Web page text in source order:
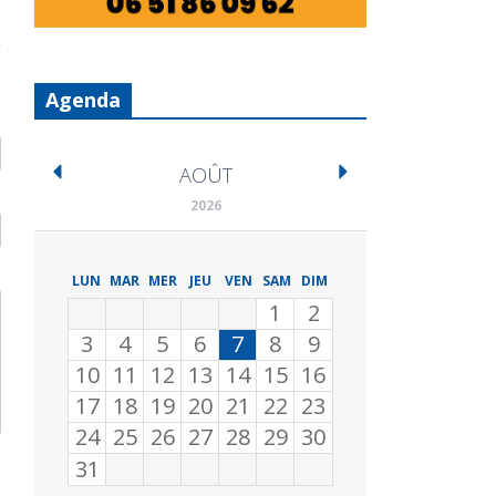
Agenda
AOÛT
2026
LUN MAR MER JEU VEN SAM DIM
1
2
3
4 5 6 7 8
9
10 11 12 13 14 15 16
17 18 19 20 21 22 23
24 25 26 27 28 29 30
31